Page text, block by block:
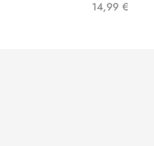
14,99 €